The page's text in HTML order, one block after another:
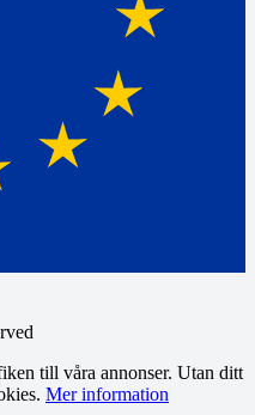
till våra annonser. Utan ditt
Mer information